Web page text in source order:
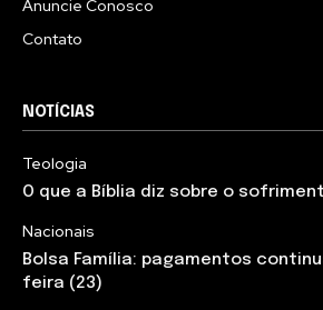
Anuncie Conosco
Contato
NOTÍCIAS
Teologia
O que a Bíblia diz sobre o
Nacionais
Bolsa Família: pagamentos
feira (23)